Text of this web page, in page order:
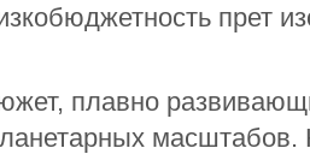
прет
плавно
масштабов.